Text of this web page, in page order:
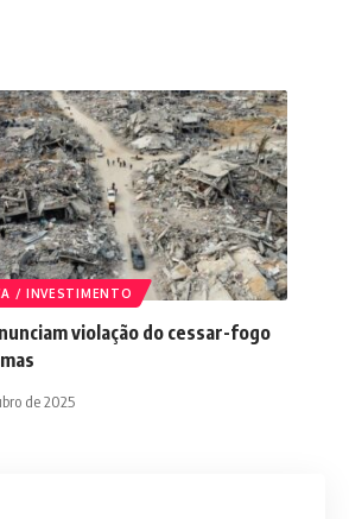
/ INVESTIMENTO
violação do cessar-fogo
de 2025